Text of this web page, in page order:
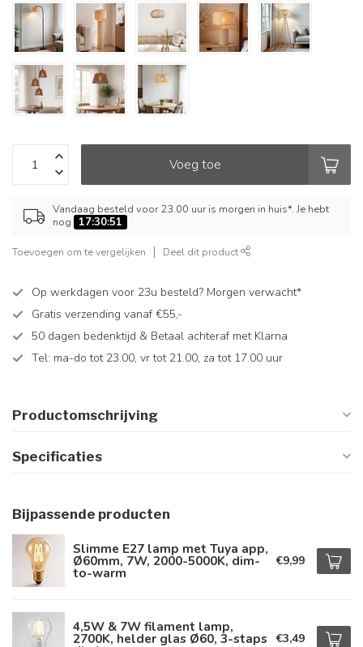
Voeg toe
Vandaag besteld voor 23.00 uur is morgen in huis*. Je hebt
nog
17:30:50
Toevoegen om te vergelijken Deel dit product
Op werkdagen voor 23u besteld? Morgen verwacht*
Gratis verzending vanaf €55,-
50 dagen bedenktijd & Betaal achteraf met Klarna
Tel: ma-do tot 23.00, vr tot 21.00, za tot 17.00 uur
Productomschrijving
Specificaties
Bijpassende producten
Slimme E27 lamp met Tuya app,
Ø60mm, 7W, 2000-5000K, dim-
to-warm
€9,99
4,5W & 7W filament lamp,
2700K, helder glas Ø60, 3-staps €3,49